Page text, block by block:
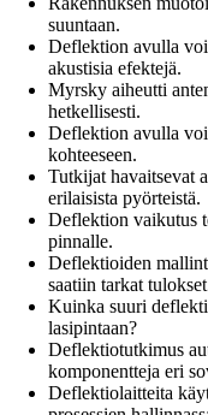
suuntaan.
Deflektion avulla
akustisia efektejä.
Myrsky aiheutti
hetkellisesti.
Deflektion avulla
kohteeseen.
Tutkijat havaitsevat
erilaisista pyörteistä.
Deflektion vaikutus
pinnalle.
Deflektioiden
saatiin tarkat
Kuinka suuri
lasipintaan?
Deflektiotutkimus
komponentteja eri
Deflektiolaitteita